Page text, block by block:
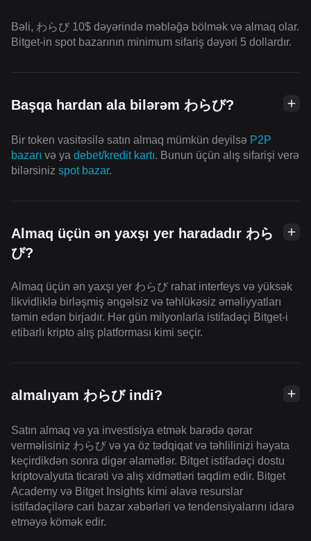
Bəli, わらび 10$ dəyərində məbləğə bölmək və almaq olar.
Bitget-in spot bazarının minimum sifariş dəyəri 5 dollardır.
Başqa hardan ala bilərəm わらび?
Bir token vasitəsilə satın almaq mümkün deyilsə P2P
bazarı və ya debet/kredit kartı. Bunun üçün alış sifarişi verə
bilərsiniz spot bazar.
Almaq üçün ən yaxşı yer haradadır わら
び?
Almaq üçün ən yaxşı yer わらび rahat interfeys və yüksək
likvidliklə birləşmiş əngəlsiz və təhlükəsiz əməliyyatları
təmin edən birjadır. Hər gün milyonlarla istifadəçi Bitget-i
etibarlı kripto alış platforması kimi seçir.
almalıyam わらび indi?
Satın almaq və ya investisiya etmək barədə qərar
verməlisiniz わらび və ya öz tədqiqat və təhlilinizi həyata
keçirdikdən sonra digər əlamətlər. Bitget istifadəçi dostu
kriptovalyuta ticarəti və alış xidmətləri təqdim edir. Bitget
Academy və Bitget Insights kimi əlavə resurslar
istifadəçilərə cari bazar xəbərləri və tendensiyalarını idarə
etməyə kömək edir.